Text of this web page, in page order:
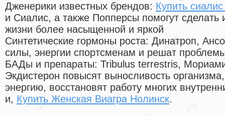
Дженерики известных брендов: Купить
и Сиалис, а также Попперсы помогут
жизни более насыщенной и яркой
Синтетические гормоны роста: Динатроп,
силы, энергии спортсменам и решат
БАДы и препараты: Tribulus terrestris,
Экдистерон повысят выносливость
энергию, восстановят работу многих
и, Купить Женская Виагра Нолинск.